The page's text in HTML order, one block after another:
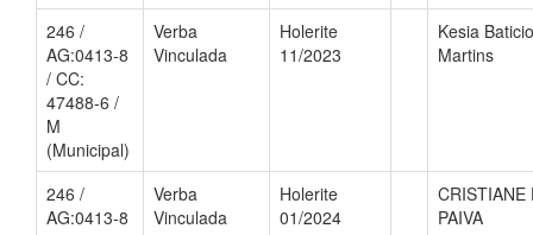
246 /
AG:0413-8
/ CC:
47488-6 /
M
(Municipal)
Verba
Vinculada
Holerite
11/2023
Kesia
Martins
246 /
AG:0413-8
Verba
Vinculada
Holerite
01/2024
CRISTIANE
PAIVA